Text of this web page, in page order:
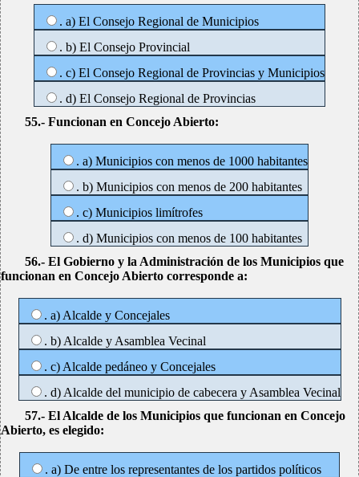
. a) El Consejo Regional de Municipios
. b) El Consejo Provincial
. c) El Consejo Regional de Provincias y Municipios
. d) El Consejo Regional de Provincias
55.- Funcionan en Concejo Abierto:
. a) Municipios con menos de 1000 habitantes
. b) Municipios con menos de 200 habitantes
. c) Municipios limítrofes
. d) Municipios con menos de 100 habitantes
56.- El Gobierno y la Administración de los Municipios que
funcionan en Concejo Abierto corresponde a:
. a) Alcalde y Concejales
. b) Alcalde y Asamblea Vecinal
. c) Alcalde pedáneo y Concejales
. d) Alcalde del municipio de cabecera y Asamblea Vecinal
57.- El Alcalde de los Municipios que funcionan en Concejo
Abierto, es elegido:
. a) De entre los representantes de los partidos políticos